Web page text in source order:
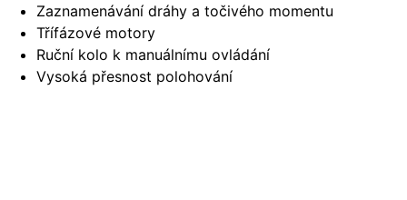
Zaznamenávání dráhy a točivého momentu
Třífázové motory
Ruční kolo k manuálnímu ovládání
Vysoká přesnost polohování